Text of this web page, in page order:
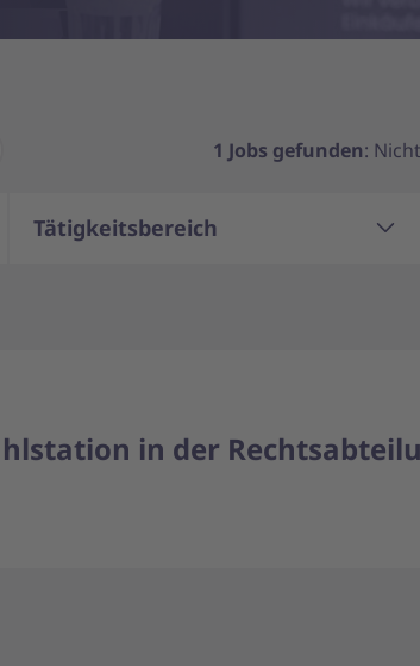
1 Jobs gefunden:
Tätigkeitsbereich
in der